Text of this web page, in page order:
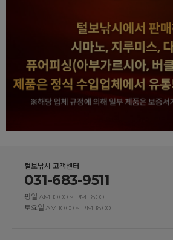
털보낚시 고객센터
031-683-9511
평일 AM 10:00 ~ PM 16:00
토요일 AM 10:00 ~ PM 16:00